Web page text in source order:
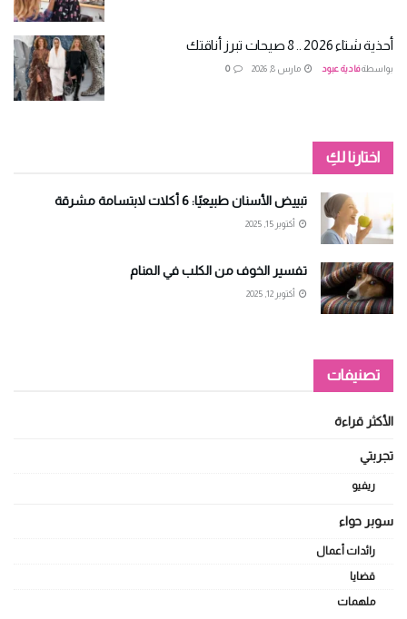
أحذية شتاء 2026 .. 8 صيحات تبرز أناقتك
بواسطةفادية عبود مارس 8, 2026 0
اختارنا لكِ
تبييض الأسنان طبيعيًا: 6 أكلات لابتسامة مشرقة
أكتوبر 15, 2025
تفسير الخوف من الكلب في المنام
أكتوبر 12, 2025
تصنيفات
الأكثر قراءة
تجربتي
ريفيو
سوبر حواء
رائدات أعمال
قضايا
ملهمات